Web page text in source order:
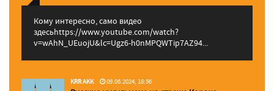
Кому интересно, само видео
здесьhttps://www.youtube.com/watch?
v=wAhN_UEuojU&lc=Ugz6-h0nMPQWTip7AZ94...
KRR AKK 09.06.2024, 18:56